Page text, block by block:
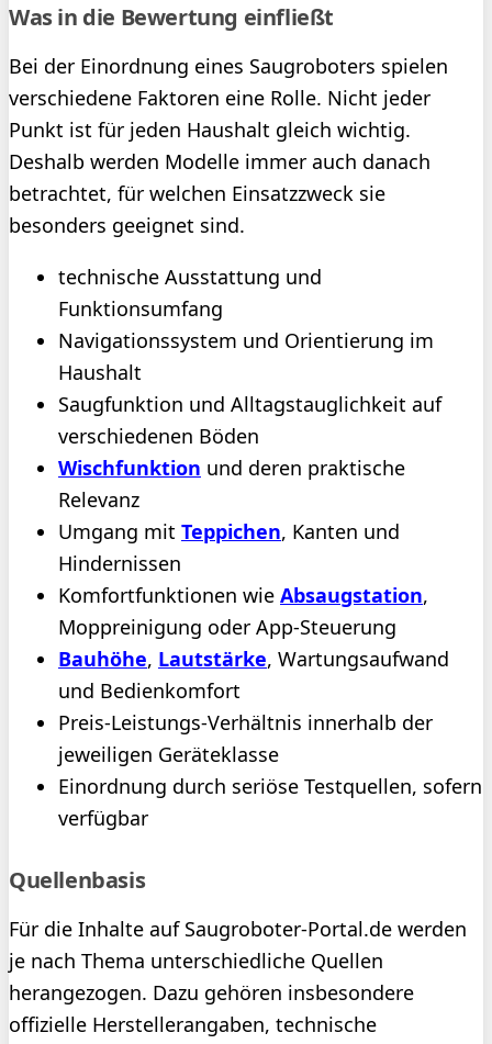
Was in die Bewertung einfließt
Bei der Einordnung eines Saugroboters spielen
verschiedene Faktoren eine Rolle. Nicht jeder
Punkt ist für jeden Haushalt gleich wichtig.
Deshalb werden Modelle immer auch danach
betrachtet, für welchen Einsatzzweck sie
besonders geeignet sind.
technische Ausstattung und
Funktionsumfang
Navigationssystem und Orientierung im
Haushalt
Saugfunktion und Alltagstauglichkeit auf
verschiedenen Böden
Wischfunktion und deren praktische
Relevanz
Umgang mit Teppichen, Kanten und
Hindernissen
Komfortfunktionen wie Absaugstation,
Moppreinigung oder App-Steuerung
Bauhöhe, Lautstärke, Wartungsaufwand
und Bedienkomfort
Preis-Leistungs-Verhältnis innerhalb der
jeweiligen Geräteklasse
Einordnung durch seriöse Testquellen, sofern
verfügbar
Quellenbasis
Für die Inhalte auf Saugroboter-Portal.de werden
je nach Thema unterschiedliche Quellen
herangezogen. Dazu gehören insbesondere
offizielle Herstellerangaben, technische